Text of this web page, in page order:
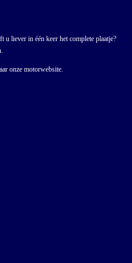
u liever in één keer het complete plaatje?
onze motorwebsite.